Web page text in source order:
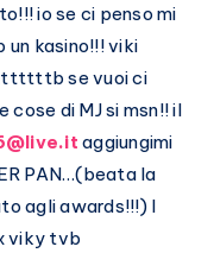
io se ci penso mi
kasino!!! viki
se vuoi ci
di MJ si msn!! il
aggiungimi
PAN…(beata la
agli awards!!!) I
viky tvb